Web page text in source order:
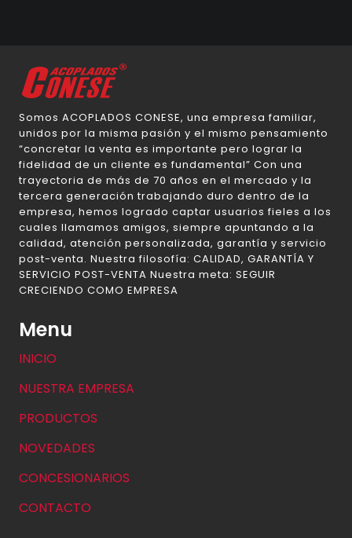
Somos ACOPLADOS CONESE, una empresa familiar,
unidos por la misma pasión y el mismo pensamiento
“concretar la venta es importante pero lograr la
fidelidad de un cliente es fundamental” Con una
trayectoria de más de 70 años en el mercado y la
tercera generación trabajando duro dentro de la
empresa, hemos logrado captar usuarios fieles a los
cuales llamamos amigos, siempre apuntando a la
calidad, atención personalizada, garantía y servicio
post-venta. Nuestra filosofía: CALIDAD, GARANTÍA Y
SERVICIO POST-VENTA Nuestra meta: SEGUIR
CRECIENDO COMO EMPRESA
Menu
INICIO
NUESTRA EMPRESA
PRODUCTOS
NOVEDADES
CONCESIONARIOS
CONTACTO